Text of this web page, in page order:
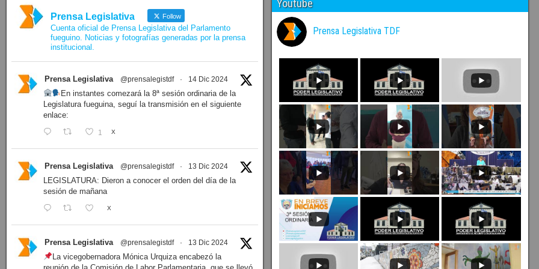
Prensa Legislativa Follow
Cuenta oficial de Prensa Legislativa del Parlamento
fueguino. Noticias y fotografías generadas por la prensa
institucional.
Prensa Legislativa @prensalegistdf · 14 Dic 2024
En instantes comezará la 8ª sesión ordinaria de la
Legislatura fueguina, seguí la transmisión en el siguiente
enlace:
1 X
Prensa Legislativa @prensalegistdf · 13 Dic 2024
LEGISLATURA: Dieron a conocer el orden del día de la
sesión de mañana
X
Prensa Legislativa @prensalegistdf · 13 Dic 2024
La vicegobernadora Mónica Urquiza encabezó la
Youtube
Prensa Legislativa TDF